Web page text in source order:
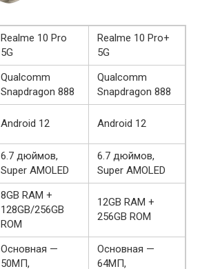
Realme 10 Pro
5G
Realme 10 Pro+
5G
Qualcomm
Snapdragon 888
Qualcomm
Snapdragon 888
Android 12 Android 12
6.7 дюймов,
Super AMOLED
6.7 дюймов,
Super AMOLED
8GB RAM +
128GB/256GB
ROM
12GB RAM +
256GB ROM
Основная —
50МП,
Основная —
64МП,